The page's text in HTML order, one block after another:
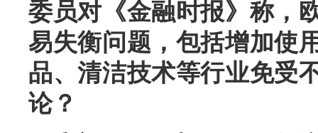
委员对《金融时报》称，
易失衡问题，包括增加使
品、清洁技术等行业免受
论？